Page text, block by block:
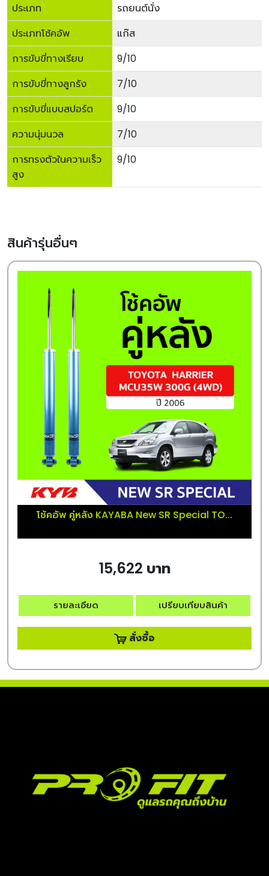
ประเภท
รถยนต์นั่ง
ประเภทโช้คอัพ
แก๊ส
การขับขี่ทางเรียบ
9/10
การขับขี่ทางลูกรัง
7/10
การขับขี่แบบสปอร์ต
9/10
ความนุ่มนวล
7/10
การทรงตัวในความเร็ว
สูง
9/10
สินค้ารุ่นอื่นๆ
โช้คอัพ คู่หลัง KAYABA New SR Special TO...
15,622 บาท
รายละเอียด เปรียบเทียบสินค้า
สั่งซื้อ